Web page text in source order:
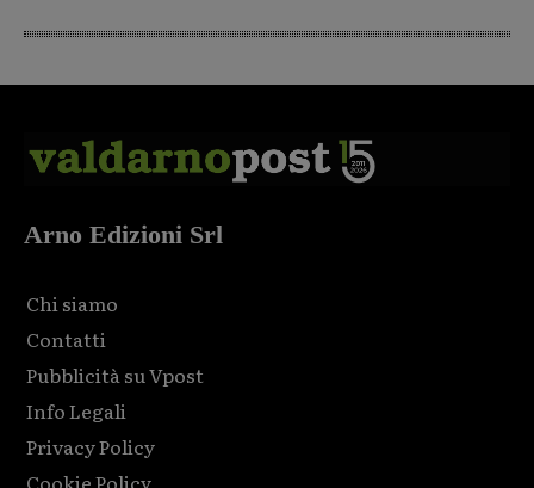
Arno Edizioni Srl
Chi siamo
Contatti
Pubblicità su Vpost
Info Legali
Privacy Policy
Cookie Policy